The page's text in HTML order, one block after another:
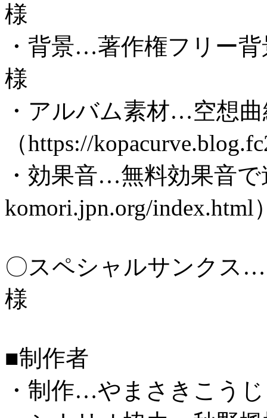
様
・背景…著作権フリー
様
・アルバム素材…空想
（https://
・効果音…無料効果音
komori.jpn.org/index.html
〇スペシャルサンクス
様
■制作者
・制作…やまさきこう